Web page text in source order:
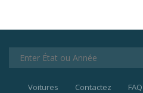
Voitures Contactez FAQ